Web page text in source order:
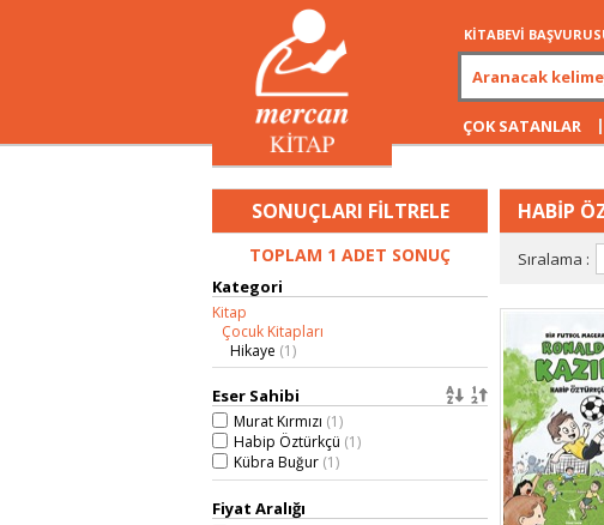
KİTABEVİ
ÇOK SATANLAR |
SONUÇLARI FİLTRELE
TOPLAM 1 ADET SONUÇ
Kategori
Kitap
Çocuk Kitapları
Hikaye (1)
Eser Sahibi
Murat Kırmızı (1)
Habip Öztürkçü (1)
Kübra Buğur (1)
Fiyat Aralığı
HABİP
Sıralama :